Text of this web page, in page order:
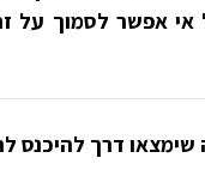
אפשר לסמוך על
שימצאו דרך להיכנס